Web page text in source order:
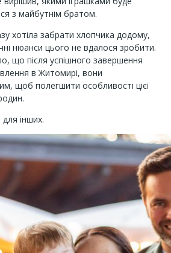
з майбутнім братом.
хотіла забрати хлопчика додому,
нюанси цього не вдалося зробити.
що після успішного завершення
в Житомирі, вони
щоб полегшити особливості цієї
для інших.